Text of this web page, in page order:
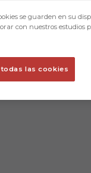
se guarden en su
con nuestros estudios
las cookies